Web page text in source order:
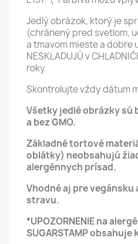
Jedlý obrázok, ktorý je
(chránený pred svetlom,
a tmavom mieste a dobre
NESKLADUJÚ v
roky.
Skontrolujte vždy dátum
Všetky jedlé obrázky sú
a bez GMO.
Základné tortové
oblátky) neobsahujú
alergénnych prísad.
Vhodné aj pre vegánsku
stravu.
*UPOZORNENIE na
SUGARSTAMP obsahuje